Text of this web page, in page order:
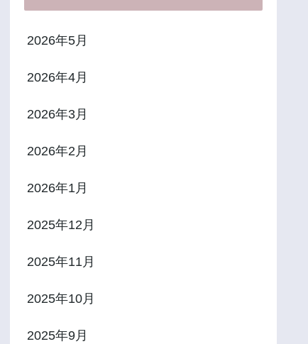
2026年5月
2026年4月
2026年3月
2026年2月
2026年1月
2025年12月
2025年11月
2025年10月
2025年9月